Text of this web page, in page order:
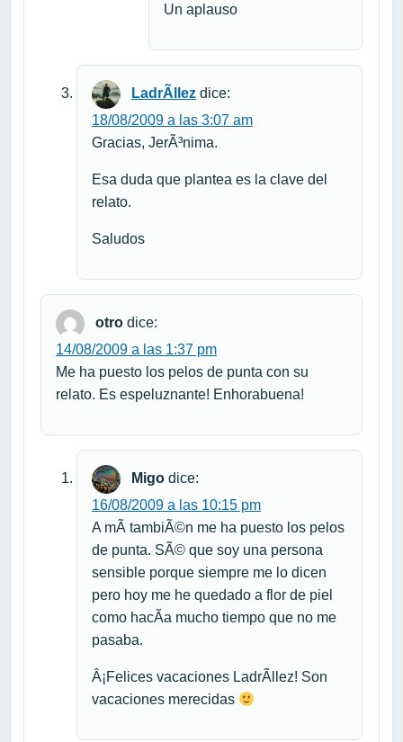
Un aplauso
LadrÃ­llez dice:
18/08/2009 a las 3:07 am
Gracias, JerÃ³nima.
Esa duda que plantea es la clave del
relato.
Saludos
otro dice:
14/08/2009 a las 1:37 pm
Me ha puesto los pelos de punta con su
relato. Es espeluznante! Enhorabuena!
Migo dice:
16/08/2009 a las 10:15 pm
A mÃ­ tambiÃ©n me ha puesto los pelos
de punta. SÃ© que soy una persona
sensible porque siempre me lo dicen
pero hoy me he quedado a flor de piel
como hacÃ­a mucho tiempo que no me
pasaba.
Â¡Felices vacaciones LadrÃ­llez! Son
vacaciones merecidas